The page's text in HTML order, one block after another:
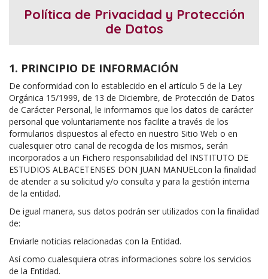
Política de Privacidad y Protección
de Datos
1. PRINCIPIO DE INFORMACIÓN
De conformidad con lo establecido en el artículo 5 de la Ley
Orgánica 15/1999, de 13 de Diciembre, de Protección de Datos
de Carácter Personal, le informamos que los datos de carácter
personal que voluntariamente nos facilite a través de los
formularios dispuestos al efecto en nuestro Sitio Web o en
cualesquier otro canal de recogida de los mismos, serán
incorporados a un Fichero responsabilidad del INSTITUTO DE
ESTUDIOS ALBACETENSES DON JUAN MANUELcon la finalidad
de atender a su solicitud y/o consulta y para la gestión interna
de la entidad.
De igual manera, sus datos podrán ser utilizados con la finalidad
de:
Enviarle noticias relacionadas con la Entidad.
Así como cualesquiera otras informaciones sobre los servicios
de la Entidad.